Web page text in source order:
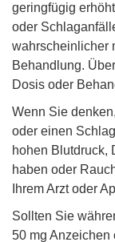
geringfügig
oder
wahrscheinlicher
Behandlung.
Dosis oder
Wenn Sie
oder einen
hohen Blutdruck,
haben oder
Ihrem Arzt oder
Sollten Sie
50 mg Anzeichen